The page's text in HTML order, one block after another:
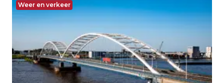
Weer en verkeer